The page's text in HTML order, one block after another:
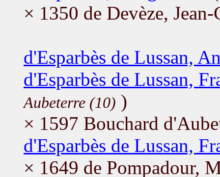
× 1350 de Devèze, Jean-
d'Esparbès de Lussan,
d'Esparbès de Lussan,
Aubeterre (10) )
× 1597 Bouchard
d'Esparbès de Lussan,
× 1649 de Pompadour,